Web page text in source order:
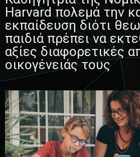
Harvard πολεμά την
εκπαίδευση διότι
παιδιά πρέπει να
αξίες διαφορετικές
οικογένειάς τους